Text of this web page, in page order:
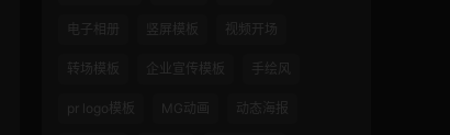
电子相册 竖屏模板 视频开场
转场模板 企业宣传模板 手绘风
pr logo模板 MG动画 动态海报